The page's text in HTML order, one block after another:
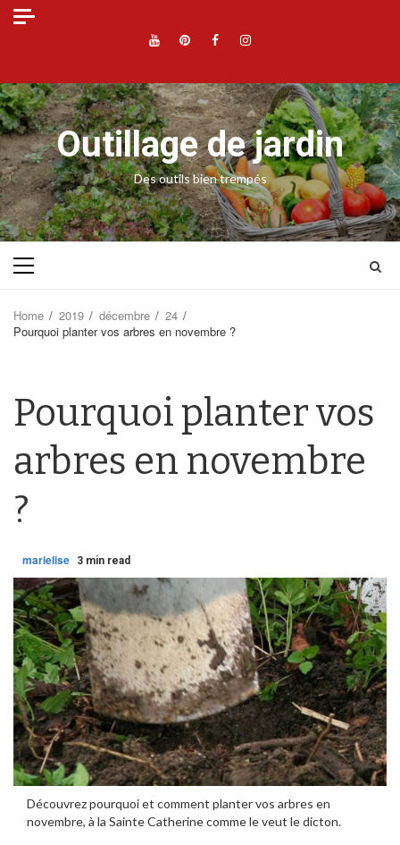
Skip
YouTube
Pinterest
Facebook
Instagram
Outillage de jardin
Des outils bien trempés
Primary
Home 2019 décembre
24
Pourquoi planter vos arbres en novembre ?
Pourquoi planter vos
arbres en novembre
?
marielise 3 min read
Découvrez pourquoi et comment planter vos arbres en
novembre, à la Sainte Catherine comme le veut le dicton.